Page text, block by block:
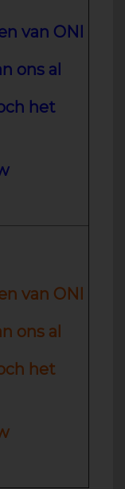
van ONI
ons al
het
van ONI
ons al
het